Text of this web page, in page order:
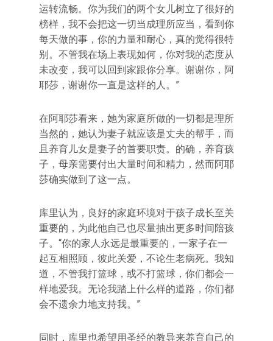
运转流畅。你为我们的两个女儿树立了很好的
榜样，我不会把这一切当成理所应当，看到你
每天做的事，你的力量和耐心，真的觉得很特
别。不管我在场上表现如何，你对我的态度从
未改变，我可以回到家跟你分享。谢谢你，阿
耶莎，谢谢你一直是这样的人。”
在阿耶莎看来，她为家庭所做的一切都是理所
当然的，她认为妻子就应该是丈夫的帮手，而
且养育儿女是妻子的首要职责。的确，养育孩
子，母亲需要付出大量时间和精力，然而阿耶
莎确实做到了这一点。
库里认为，良好的家庭环境对于孩子成长至关
重要的，为此他自己也尽量抽出更多时间陪孩
子。“你的家人永远是最重要的，一家子在一
起互相照顾，彼此关爱，不论生老病死。我知
道，不管我打篮球，或不打篮球，你们都会一
样地爱我。无论我踏上什么样的道路，你们都
会不遗余力地支持我。”
同时，库里也希望用圣经的教导来养育自己的